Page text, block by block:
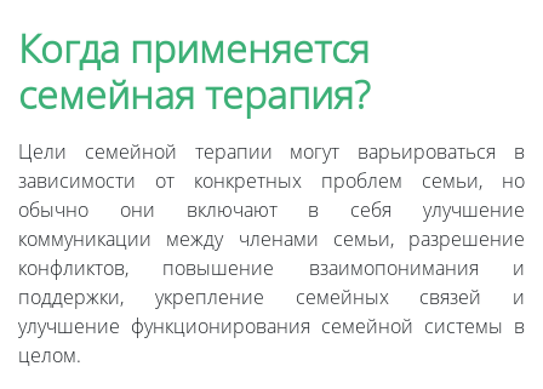
Когда применяется
семейная терапия?
Цели семейной терапии могут варьироваться в
зависимости от конкретных проблем семьи, но
обычно они включают в себя улучшение
коммуникации между членами семьи, разрешение
конфликтов, повышение взаимопонимания и
поддержки, укрепление семейных связей и
улучшение функционирования семейной системы в
целом.